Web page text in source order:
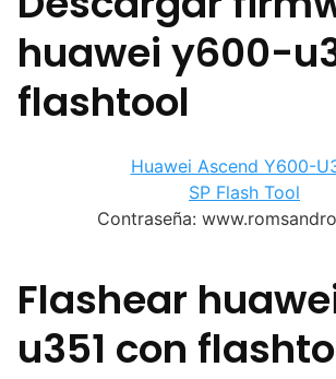
huawei y600-
flashtool
Huawei Ascend Y600-
SP Flash Tool
Contraseña:
Flashear
u351 con